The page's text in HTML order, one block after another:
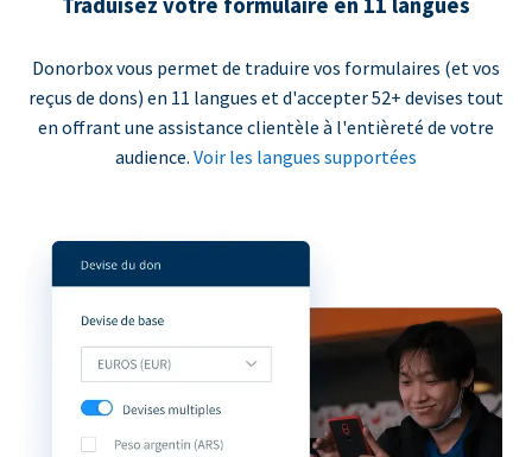
Donorbox vous permet de traduire vos formulaires (et vos
reçus de dons) en 11 langues et d'accepter 52+ devises tout
en offrant une assistance clientèle à l'entièreté de votre
audience. Voir les langues supportées